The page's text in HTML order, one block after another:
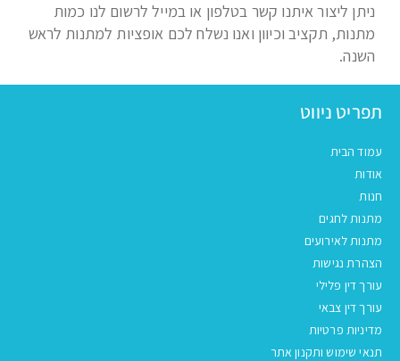
ניתן ליצור איתנו קשר בטלפון או במייל לרשום לנו כמות
מתנות, תקציב וכיוון ואנו נשלח לכם אופציות למתנות לראש
השנה.
תפריט ניווט
עמוד הבית
אודות
חנות
מתנות לחגים
מתנות לאירועים
הצהרת נגישות
עורך דין פלילי
עורך דין צבאי
מדיניות פרטיות
תנאי שימוש ותקנון אתר